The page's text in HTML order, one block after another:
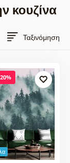
κουζίνα
Ταξινόμηση